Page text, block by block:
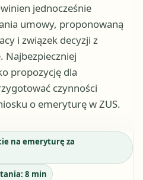
jednocześnie
umowy, proponowaną
i związek decyzji z
Najbezpieczniej
propozycję dla
czynności
o emeryturę w ZUS.
na emeryturę za
8 min